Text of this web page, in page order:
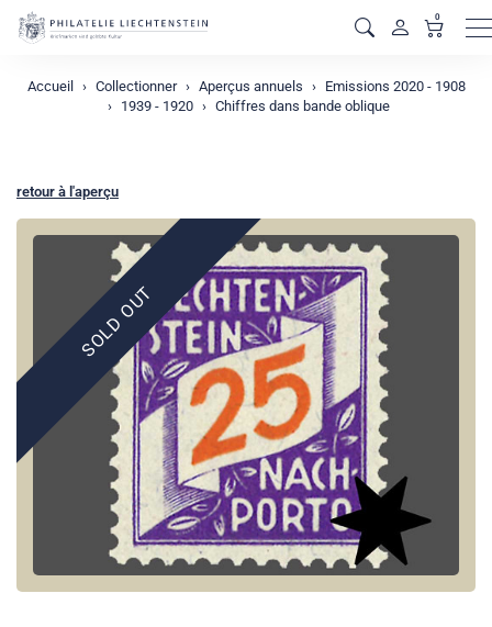
0
Accueil Collectionner Aperçus annuels
Emissions 2020 - 1908
1939 - 1920
Chiffres dans bande oblique
retour à l'aperçu
SOLD OUT